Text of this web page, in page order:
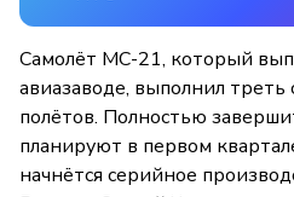
Самолёт МС-21, который
авиазаводе, выполнил
полётов. Полностью
планируют в первом
начнётся серийное